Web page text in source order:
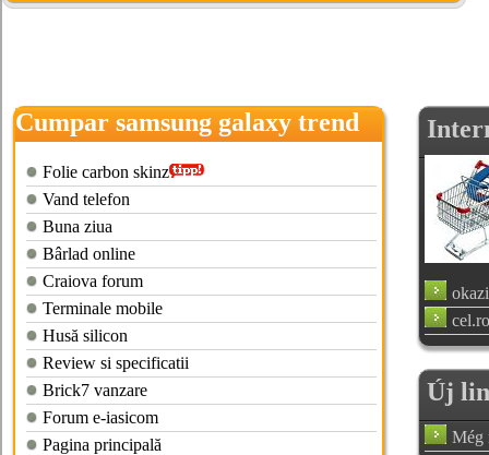
Cumpar samsung galaxy trend
lite
Folie carbon skinz
Vand telefon
Buna ziua
Bârlad online
Craiova forum
Terminale mobile
Husă silicon
Review si specificatii
Brick7 vanzare
Forum e-iasicom
Pagina principală
cel.ro
Új
Még